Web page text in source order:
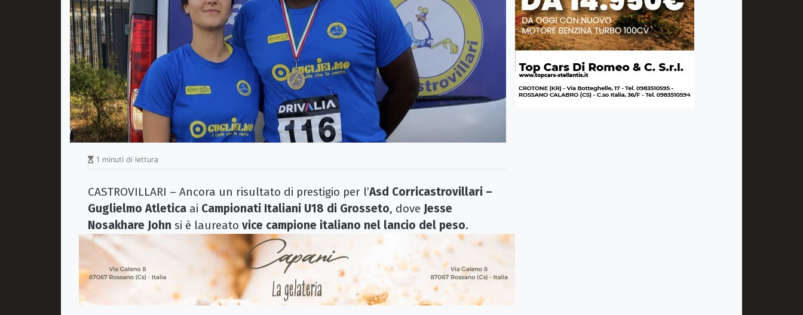
1 minuti di lettura
CASTROVILLARI – Ancora un risultato di prestigio per l’Asd Corricastrovillari –
Guglielmo Atletica ai Campionati Italiani U18 di Grosseto, dove Jesse
Nosakhare John si è laureato vice campione italiano nel lancio del peso.